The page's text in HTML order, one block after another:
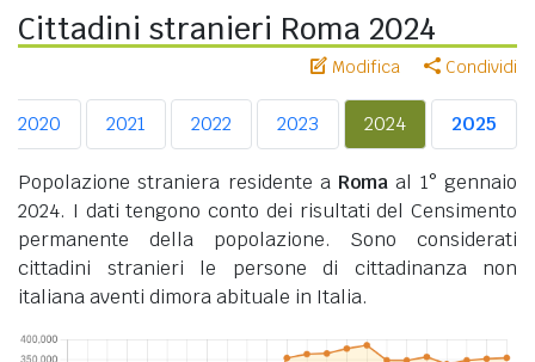
Cittadini stranieri Roma 2024
Modifica Condividi
2020 2021 2022 2023 2024 2025
Popolazione straniera residente a Roma al 1° gennaio
2024. I dati tengono conto dei risultati del Censimento
permanente della popolazione. Sono considerati
cittadini stranieri le persone di cittadinanza non
italiana aventi dimora abituale in Italia.